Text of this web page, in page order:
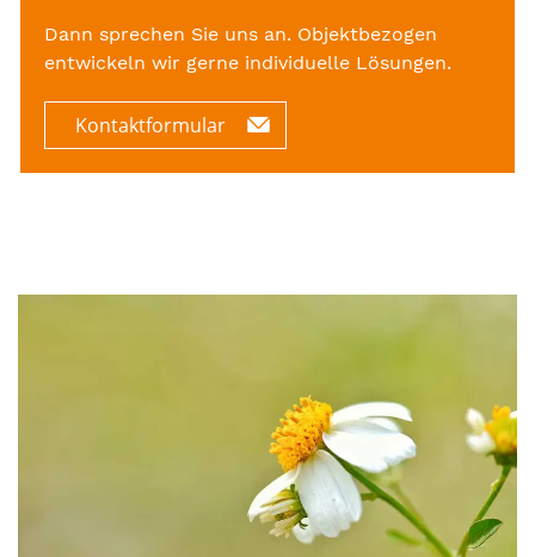
Dann sprechen Sie uns an. Objektbezogen
entwickeln wir gerne individuelle Lösungen.
Kontaktformular